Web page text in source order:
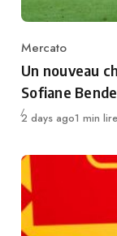
Category
Mercato
Un nouveau
Sofiane
Publié
2 days ago1 min lire